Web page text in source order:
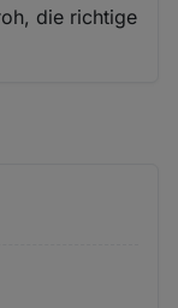
die richtige